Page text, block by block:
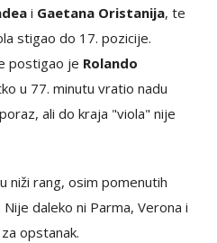
i Gaetana Oristanija, te
stigao do 17. pozicije.
postigao je Rolando
u 77. minutu vratio nadu
ali do kraja "viola" nije
niži rang, osim pomenutih
daleko ni Parma, Verona i
opstanak.